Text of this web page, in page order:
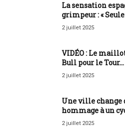
La sensation
grimpeur : «
2 juillet 2025
VIDÉO : Le
Bull pour le Tour...
2 juillet 2025
Une ville change
hommage à un
2 juillet 2025